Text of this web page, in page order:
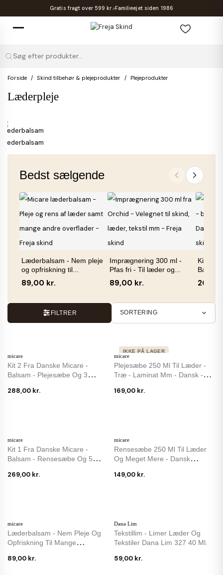
Gratis fragt over 599 kr. Familieejet siden 1986
Søg efter produkter...
Forside Skind tilbehør & plejeprodukter Plejeprodukter
Læderpleje
Læderbalsam
Bedst sælgende
Læderbalsam - Nem pleje
og opfriskning til...
89,00 kr.
Imprægnering 300 ml -
Pfas fri - Til læder og...
89,00 kr.
Kit 1
FILTRER SORTERING
micare
Kit 2 Fra Danske Micare -
Balsam - Plejesæbe Og 3
288,00 kr.
micare
Plejesæbe 250 Ml Til Læder -
Træ - Laminat Mm - Dansk -
169,00 kr.
IKKE PÅ LAGER
micare
Kit 1 Fra Danske Micare -
Balsam - Rensesæbe Og 5
269,00 kr.
micare
Rensesæbe 250 Ml Til Læder
Og Meget Mere - Dansk
149,00 kr.
micare
Læderbalsam - Nem Pleje Og
Opfriskning Til Mange
89,00 kr.
Dana Lim
Tekstillim - Limer Læder Og
Tekstiler Dana Lim 327 40 Ml.
59,00 kr.